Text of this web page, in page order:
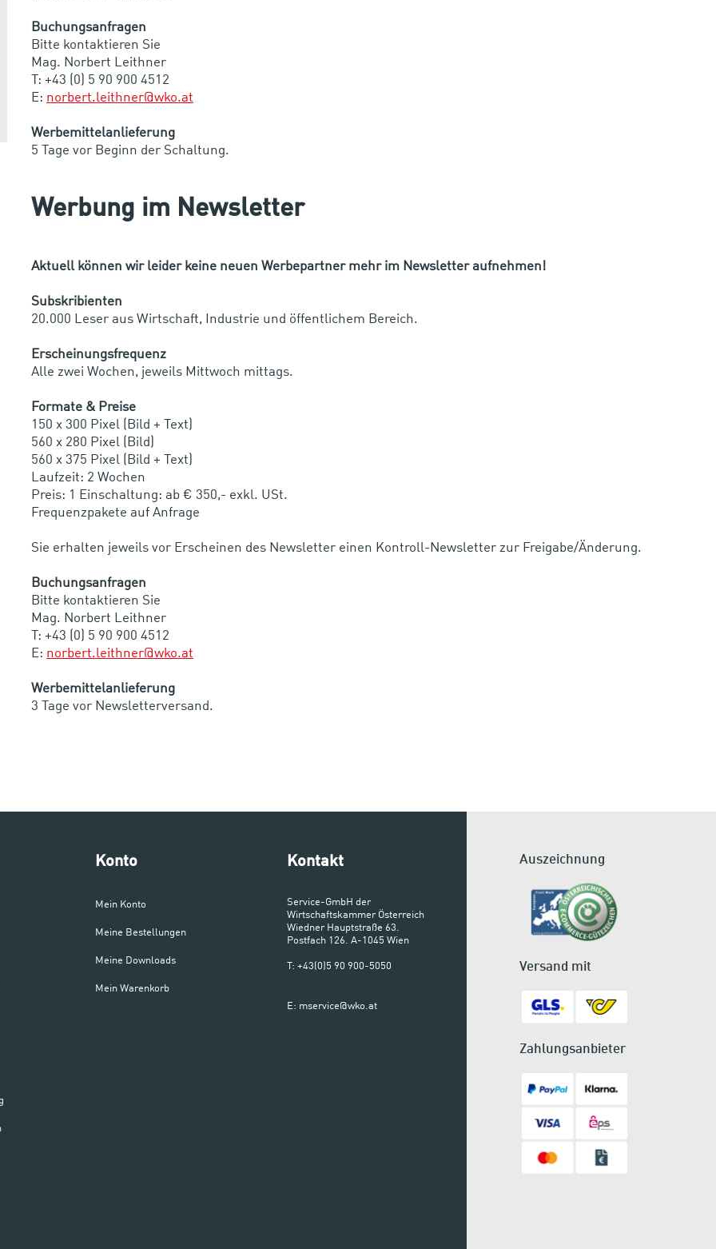
Buchungsanfragen
Bitte kontaktieren Sie
Mag. Norbert Leithner
T: +43 (0) 5 90 900 4512
E: norbert.leithner@wko.at
Werbemittelanlieferung
5 Tage vor Beginn der Schaltung.
Werbung im Newsletter
Aktuell können wir leider keine neuen Werbepartner mehr im Newsletter aufnehmen!
Subskribienten
20.000 Leser aus Wirtschaft, Industrie und öffentlichem Bereich.
Erscheinungsfrequenz
Alle zwei Wochen, jeweils Mittwoch mittags.
Formate & Preise
150 x 300 Pixel (Bild + Text)
560 x 280 Pixel (Bild)
560 x 375 Pixel (Bild + Text)
Laufzeit: 2 Wochen
Preis: 1 Einschaltung: ab € 350,- exkl. USt.
Frequenzpakete auf Anfrage
Sie erhalten jeweils vor Erscheinen des Newsletter einen Kontroll-Newsletter zur Freigabe/Änderung.
Buchungsanfragen
Bitte kontaktieren Sie
Mag. Norbert Leithner
T: +43 (0) 5 90 900 4512
E: norbert.leithner@wko.at
Werbemittelanlieferung
3 Tage vor Newsletterversand.
Konto
Mein Konto
Meine Bestellungen
Meine Downloads
Mein Warenkorb
Kontakt
Service-GmbH der
Wirtschaftskammer Österreich
Wiedner Hauptstraße 63.
Postfach 126. A-1045 Wien
T: +43(0)5 90 900-5050
E: mservice@wko.at
Auszeichnung
Versand mit
Zahlungsanbieter